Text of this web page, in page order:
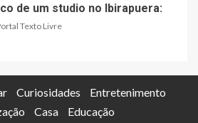
de um studio no Ibirapuera:
Texto Livre
Curiosidades
Entretenimento
Casa Educação